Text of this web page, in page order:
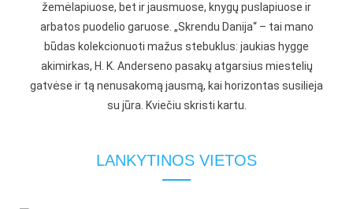
žemėlapiuose, bet ir jausmuose, knygų puslapiuose ir
arbatos puodelio garuose. „Skrendu Danija“ – tai mano
būdas kolekcionuoti mažus stebuklus: jaukias hygge
akimirkas, H. K. Anderseno pasakų atgarsius miestelių
gatvėse ir tą nenusakomą jausmą, kai horizontas susilieja
su jūra. Kviečiu skristi kartu.
LANKYTINOS VIETOS